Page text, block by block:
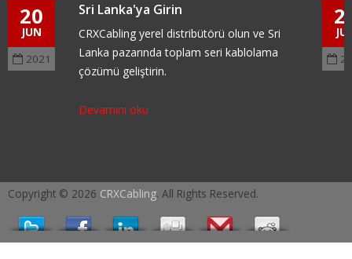
20
JUN
2021
Sri Lanka'ya Girin
CRXCabling yerel distribütörü olun ve Sri
Lanka pazarında toplam seri kablolama
çözümü geliştirin.
Devamını oku
Copyright © 2026 CRXCabling. All Rights Reserved.